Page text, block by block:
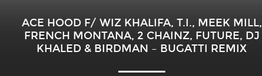
ACE HOOD F/ WIZ KHALIFA, T.I., MEEK MILL,
FRENCH MONTANA, 2 CHAINZ, FUTURE, DJ
KHALED & BIRDMAN – BUGATTI REMIX